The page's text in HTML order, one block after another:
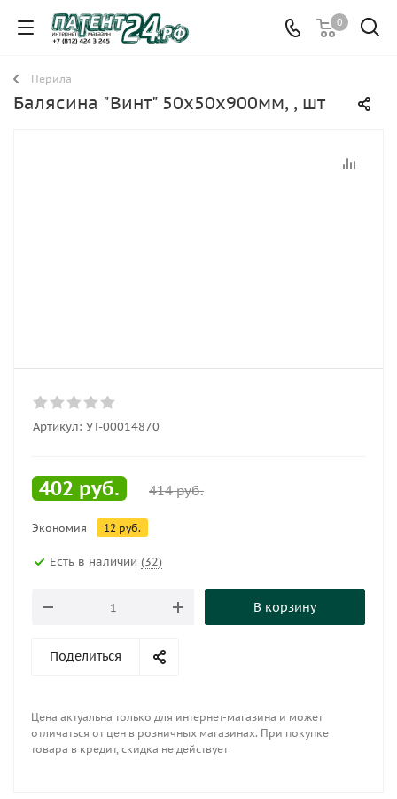
0
Перила
Балясина "Винт" 50х50х900мм, , шт
Артикул: УТ-00014870
402 руб. 414руб.
Экономия 12 руб.
Есть в наличии (32)
В корзину
Поделиться
Цена актуальна только для интернет-магазина и может
отличаться от цен в розничных магазинах. При покупке
товара в кредит, скидка не действует